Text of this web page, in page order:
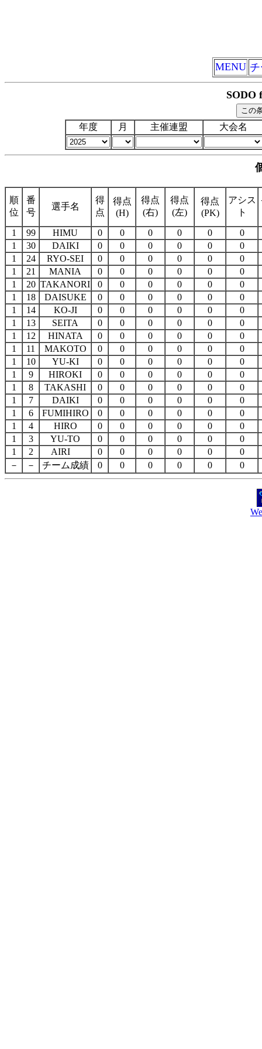
MENU
SODO
年度 月 主催連盟 大会名
順
位
番
号
選手名
得
点
得点
(H)
得点
(右)
得点
(左)
得点
(PK)
アシス
ト
1 99 HIMU 0 0 0 0 0
0
1
30 DAIKI 0 0 0 0 0
0
1
24 RYO-SEI 0 0 0 0 0
0
1
21 MANIA 0 0 0 0 0
0
1
20 TAKANORI 0 0 0 0 0
0
1
18 DAISUKE 0 0 0 0 0
0
1
14 KO-JI 0 0 0 0 0
0
1
13 SEITA 0 0 0 0 0
0
1
12 HINATA 0 0 0 0 0
0
1
11 MAKOTO 0 0 0 0 0
0
1
10 YU-KI 0 0 0 0 0
0
1
9 HIROKI 0 0 0 0 0
0
1
8 TAKASHI 0 0 0 0 0
0
1
7 DAIKI 0 0 0 0 0
0
1
6 FUMIHIRO 0 0 0 0 0
0
1
4 HIRO 0 0 0 0 0
0
1
3 YU-TO 0 0 0 0 0
0
1
2 AIRI 0 0 0 0 0
0
－
－ チーム成績 0 0 0 0 0 0